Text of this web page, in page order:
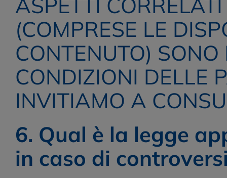
(COMPRESE LE
CONTENUTO)
CONDIZIONI DELLE
INVITIAMO A
6. Qual è la legge
in caso di